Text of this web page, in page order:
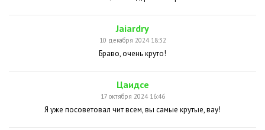
Jaiardry
10 декабря 2024 18:32
Браво, очень круто!
Цаидсе
17 октября 2024 16:46
Я уже посоветовал чит всем, вы самые крутые, вау!